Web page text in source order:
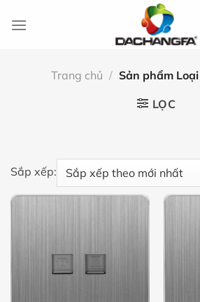
đến
Trang chủ / Sản phẩm Loại
LỌC
Sắp xếp: